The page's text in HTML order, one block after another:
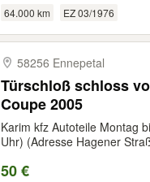
64.000 km EZ 03/1976
58256 Ennepetal
Türschloß schloss
Coupe 2005
Karim kfz Autoteile Montag
Uhr) (Adresse Hagener
50 €